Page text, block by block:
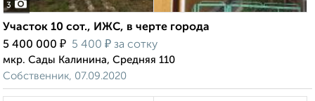
3
Участок 10 сот., ИЖС, в черте города
5 400 000 ₽ 5 400 ₽ за сотку
мкр. Сады Калинина, Средняя 110
Собственник, 07.09.2020